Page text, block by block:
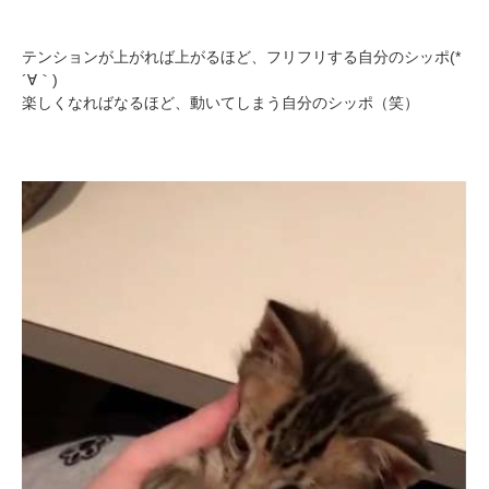
テンションが上がれば上がるほど、フリフリする自分のシッポ(*
´∀｀)
楽しくなればなるほど、動いてしまう自分のシッポ（笑）